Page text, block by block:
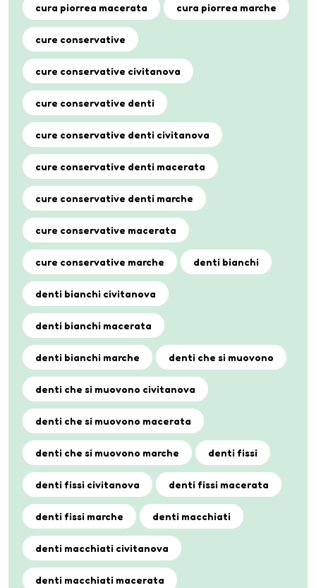
cura piorrea macerata cura piorrea marche
cure conservative
cure conservative civitanova
cure conservative denti
cure conservative denti civitanova
cure conservative denti macerata
cure conservative denti marche
cure conservative macerata
cure conservative marche denti bianchi
denti bianchi civitanova
denti bianchi macerata
denti bianchi marche denti che si muovono
denti che si muovono civitanova
denti che si muovono macerata
denti che si muovono marche denti fissi
denti fissi civitanova denti fissi macerata
denti fissi marche denti macchiati
denti macchiati civitanova
denti macchiati macerata